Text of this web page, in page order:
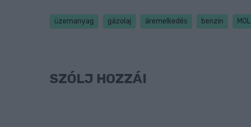
üzemanyag gázolaj áremelkedés benzin MOL
SZÓLJ HOZZÁ!